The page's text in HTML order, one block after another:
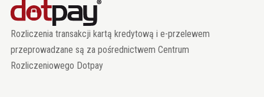
Rozliczenia transakcji kartą kredytową i e-przelewem
przeprowadzane są za pośrednictwem Centrum
Rozliczeniowego Dotpay